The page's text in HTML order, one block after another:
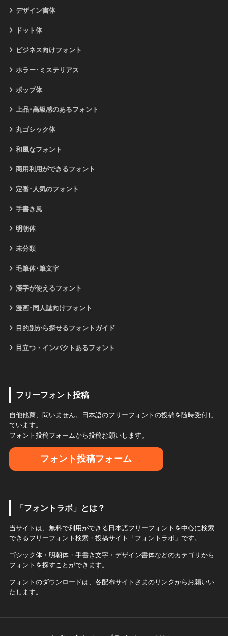
デザイン書体
ドット体
ビジネス向けフォント
ホラー･ミステリアス
ポップ体
上品･高級感のあるフォント
丸ゴシック体
和風なフォント
商用利用ができるフォント
定番･人気のフォント
手書き風
明朝体
未分類
毛筆体･筆文字
漢字が使えるフォント
漫画･同人誌向けフォント
目的別から探せるフォントガイド
目立つ・インパクトあるフォント
フリーフォント投稿
自他他薦、問いません。日本語のフリーフォントの投稿を随時受付し
ています。
フォント投稿フォームから投稿お願いします。
フォント投稿フォーム
「フォントラボ」とは？
当サイトは、無料で利用ができる日本語フリーフォントを中心に検索
できるフリーフォント検索・投稿サイト「フォントラボ」です。
ゴシック体・明朝体・手書き文字・デザイン書体などのカテゴリから
フォントを探すことができます。
フォントのダウンロードは、各配布サイトさまのリンクからお願いい
たします。